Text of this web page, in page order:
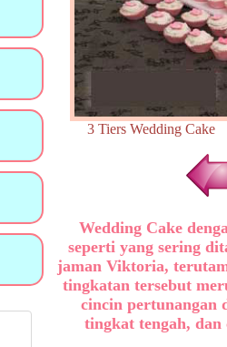
3 Tiers Wedding
Wedding Cake
seperti yang sering
jaman Viktoria,
tingkatan tersebut
cincin pertunangan
tingkat tengah,